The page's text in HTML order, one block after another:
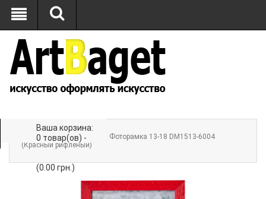
Ваша корзина:
0 товар(ов) -
(0.00 грн.)
Главная»ФОТОРАМКИ
» Фоторамка 13-18 DM1513-6004
(Красный рифленый)